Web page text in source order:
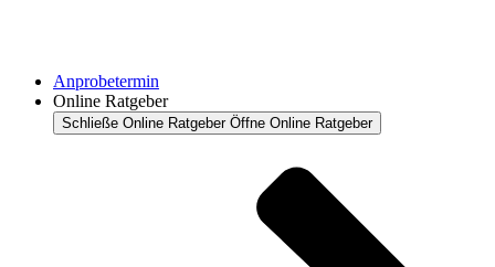
Anprobetermin
Online Ratgeber
Schließe Online Ratgeber Öffne Online Ratgeber